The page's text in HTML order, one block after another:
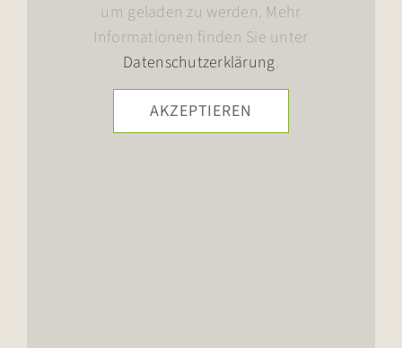
um geladen zu werden. Mehr
Informationen finden Sie unter
Datenschutzerklärung.
AKZEPTIEREN